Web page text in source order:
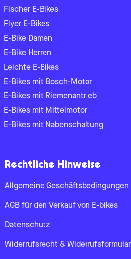
Fischer E-Bikes
Flyer E-Bikes
E-Bike Damen
E-Bike Herren
Leichte E-Bikes
E-Bikes mit Bosch-Motor
E-Bikes mit Riemenantrieb
E-Bikes mit Mittelmotor
E-Bikes mit Nabenschaltung
Rechtliche Hinweise
Allgemeine Geschäftsbedingungen
AGB für den Verkauf von E-bikes
Datenschutz
Widerrufsrecht & Widerrufsformular